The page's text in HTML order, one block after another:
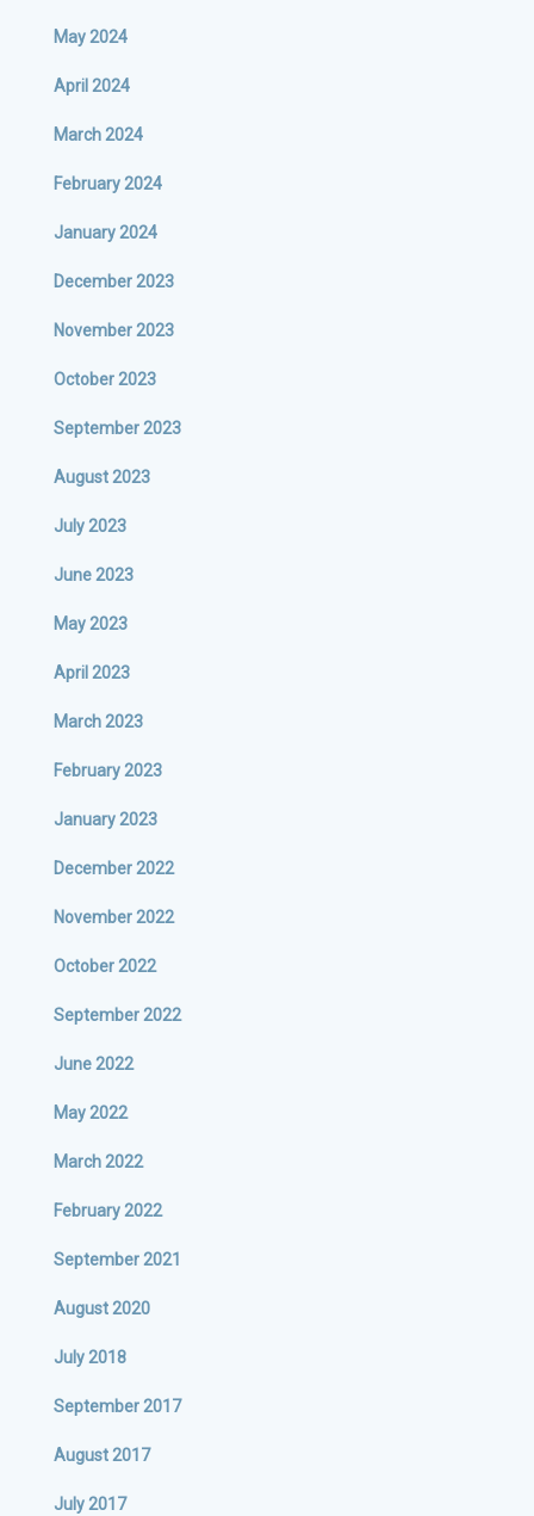
May 2024
April 2024
March 2024
February 2024
January 2024
December 2023
November 2023
October 2023
September 2023
August 2023
July 2023
June 2023
May 2023
April 2023
March 2023
February 2023
January 2023
December 2022
November 2022
October 2022
September 2022
June 2022
May 2022
March 2022
February 2022
September 2021
August 2020
July 2018
September 2017
August 2017
July 2017